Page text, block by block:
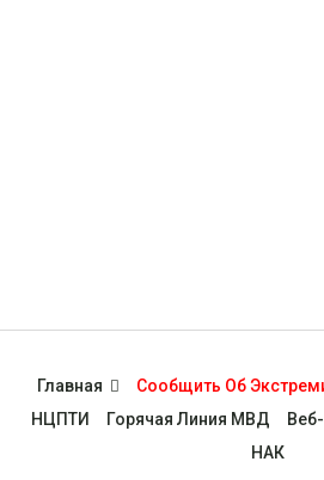
Главная
Сообщить Об
НЦПТИ
Горячая Линия МВД
НАК